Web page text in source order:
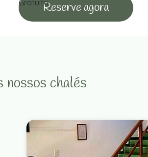
Reserve agora
nossos chalés